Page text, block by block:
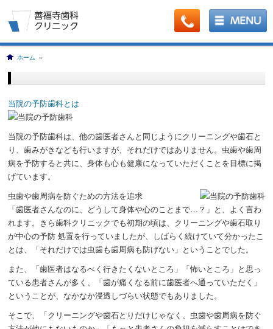
ホーム »
当院の予防歯科とは
当院の予防歯科は、他の歯医者さんと同じようにクリーニングや歯石と
り、歯みがきなども行いますが、それだけではありません。 虫歯や歯周
病を予防すると共に、身体も心も健康になっていただくことを目標に掲
げています。
虫歯や歯周病を防ぐための方法を追求
「歯医者さんなのに、どうして身体や心のことまで…？」と、よく言わ
れます。きら歯科クリニックでも初期の頃は、クリーニングや歯石取り
が中心の予防 処置を行っていましたが、しばらく続けていて分かったこ
とは、「それだけでは虫歯も歯周病も防げない」ということでした。
また、「歯医者はなるべく行きたくないところ」「怖いところ」と思っ
ている患者さんが多く、「歯が痛くなる前に歯医者へ通っていただく」
ということが、なかなか浸透しづらい状態でもありました。
そこで、
「クリーニングや歯石とりだけじゃなく、虫歯や歯周病を防ぐ